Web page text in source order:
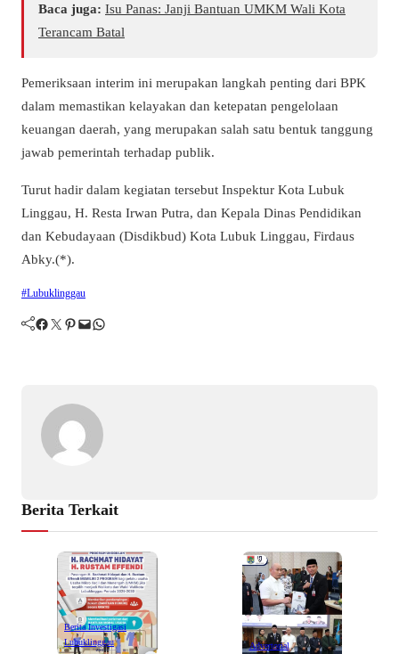
Baca juga: Isu Panas: Janji Bantuan UMKM Wali Kota
Terancam Batal
Pemeriksaan interim ini merupakan langkah penting dari BPK
dalam memastikan kelayakan dan ketepatan pengelolaan
keuangan daerah, yang merupakan salah satu bentuk tanggung
jawab pemerintah terhadap publik.
Turut hadir dalam kegiatan tersebut Inspektur Kota Lubuk
Linggau, H. Resta Irwan Putra, dan Kepala Dinas Pendidikan
dan Kebudayaan (Disdikbud) Kota Lubuk Linggau, Firdaus
Abky.(*).
#Lubuklinggau
Facebook Twitter Pinterest Mail WhatsApp
Berita Terkait
Berita Investigasi
Lubuklinggau
Advertorial